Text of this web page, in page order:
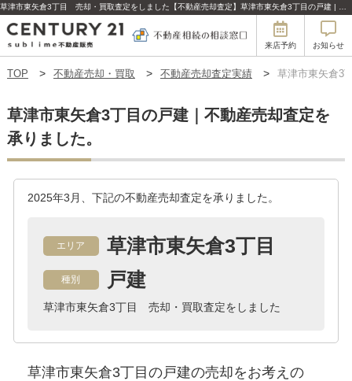
来店予約 お知らせ
TOP 不動産売却・買取 不動産売却査定実績 草津市東矢倉3
草津市東矢倉3丁目の戸建｜不動産売却査定を
承りました。
2025年3月、下記の不動産売却査定を承りました。
エリア 草津市東矢倉3丁目
種別 戸建
草津市東矢倉3丁目 売却・買取査定をしました
草津市東矢倉3丁目の戸建の売却をお考えの